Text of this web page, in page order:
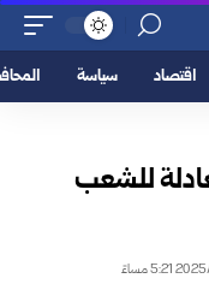
اقتصاد سياسة
للشعب